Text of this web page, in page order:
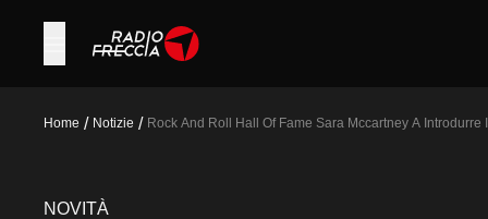
Home / Notizie / Rock And Roll Hall Of Fame Sara Mccartney A Introdurre
NOVITÀ